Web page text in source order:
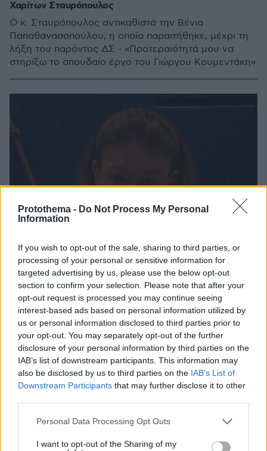
Protothema - Do Not Process My Personal
Information
If you wish to opt-out of the sale, sharing to third parties, or
processing of your personal or sensitive information for
targeted advertising by us, please use the below opt-out
section to confirm your selection. Please note that after your
opt-out request is processed you may continue seeing
interest-based ads based on personal information utilized by
us or personal information disclosed to third parties prior to
your opt-out. You may separately opt-out of the further
disclosure of your personal information by third parties on the
IAB’s list of downstream participants. This information may
also be disclosed by us to third parties on the IAB’s List of
Downstream Participants that may further disclose it to other
Please note that this website/app uses one or more Google
not limited to your visit or usage behaviour. You may click to
Personal Data Processing Opt Outs
I want to opt-out of the Sharing of my
Χαρίτων Σταυρόπουλος
Ο κ. Σταυρόπουλος αντικαθιστά την Βένια
Παπαθανασοπούλου, η οποία παραιτήθηκε, μέχρι τη
λήξη του παρόντος ΔΣ - «Προτεραιότητά μου να
στηρίξω το σπουδαίο έργο του Γιώργου Κουμεντάκη»
Μενδώνη: Υπάρχουν πολλές μεταρρυθμίσεις που πρέπει
να γίνουν στο υπουργείο Πολιτισμού